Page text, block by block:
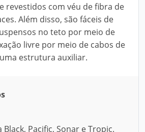
revestidos com véu de fibra de
Além disso, são fáceis de
no teto por meio de
livre por meio de cabos de
estrutura auxiliar.
Pacific, Sonar e Tropic.